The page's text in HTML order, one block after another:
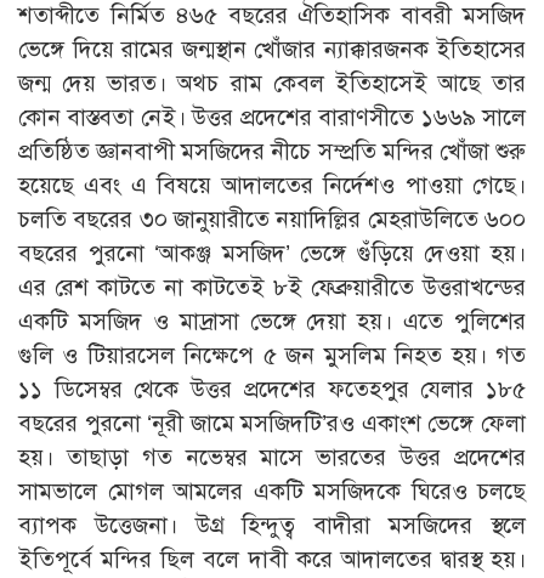
শতাব্দীতে নির্মিত ৪৬৫ বছরের ঐতিহাসিক বাবরী মসজিদ
ভেঙ্গে দিয়ে রামের জন্মস্থান খোঁজার ন্যাক্কারজনক ইতিহাসের
জন্ম দেয় ভারত। অথচ রাম কেবল ইতিহাসেই আছে তার
কোন বাস্তবতা নেই। উত্তর প্রদেশের বারাণসীতে ১৬৬৯ সালে
প্রতিষ্ঠিত জ্ঞানবাপী মসজিদের নীচে সম্প্রতি মন্দির খোঁজা শুরু
হয়েছে এবং এ বিষয়ে আদালতের নির্দেশও পাওয়া গেছে।
চলতি বছরের ৩০ জানুয়ারীতে নয়াদিল্লির মেহরাউলিতে ৬০০
বছরের পুরনো ‘আকঞ্জ মসজিদ’ ভেঙ্গে গুঁড়িয়ে দেওয়া হয়।
এর রেশ কাটতে না কাটতেই ৮ই ফেব্রুয়ারীতে উত্তরাখন্ডের
একটি মসজিদ ও মাদ্রাসা ভেঙ্গে দেয়া হয়। এতে পুলিশের
গুলি ও টিয়ারসেল নিক্ষেপে ৫ জন মুসলিম নিহত হয়। গত
১১ ডিসেম্বর থেকে উত্তর প্রদেশের ফতেহপুর যেলার ১৮৫
বছরের পুরনো ‘নূরী জামে মসজিদটি’রও একাংশ ভেঙ্গে ফেলা
হয়। তাছাড়া গত নভেম্বর মাসে ভারতের উত্তর প্রদেশের
সামভালে মোগল আমলের একটি মসজিদকে ঘিরেও চলছে
ব্যাপক উত্তেজনা। উগ্র হিন্দুত্ব বাদীরা মসজিদের স্থলে
ইতিপূর্বে মন্দির ছিল বলে দাবী করে আদালতের দ্বারস্থ হয়।